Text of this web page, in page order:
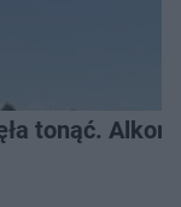
tonąć.